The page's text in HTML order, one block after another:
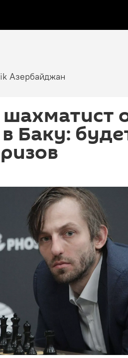
Азербайджан
Баку: